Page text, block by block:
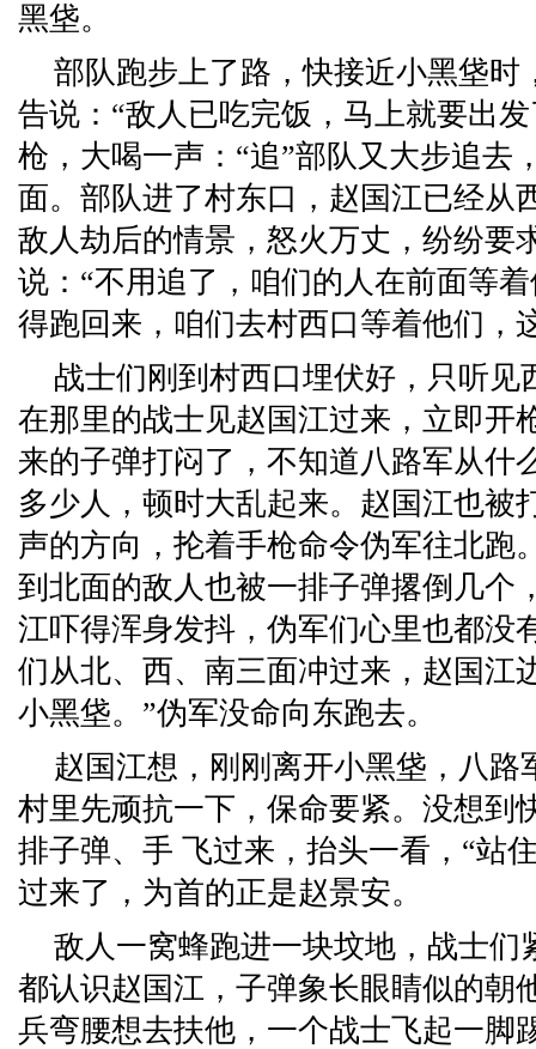
黑垡。
部队跑步上了路，快接近小黑垡时
告说：“敌人已吃完饭，马上就要出
枪，大喝一声：“追”部队又大步追去
面。部队进了村东口，赵国江已经从
敌人劫后的情景，怒火万丈，纷纷要
说：“不用追了，咱们的人在前面等
得跑回来，咱们去村西口等着他们，
战士们刚到村西口埋伏好，只听见
在那里的战士见赵国江过来，立即开
来的子弹打闷了，不知道八路军从什
多少人，顿时大乱起来。赵国江也被
声的方向，抡着手枪命令伪军往北跑
到北面的敌人也被一排子弹撂倒几个
江吓得浑身发抖，伪军们心里也都没
们从北、西、南三面冲过来，赵国江
小黑垡。”伪军没命向东跑去。
赵国江想，刚刚离开小黑垡，八路
村里先顽抗一下，保命要紧。没想到
排子弹、手 飞过来，抬头一看，“站
过来了，为首的正是赵景安。
敌人一窝蜂跑进一块坟地，战士们
都认识赵国江，子弹象长眼睛似的朝
兵弯腰想去扶他，一个战士飞起一脚